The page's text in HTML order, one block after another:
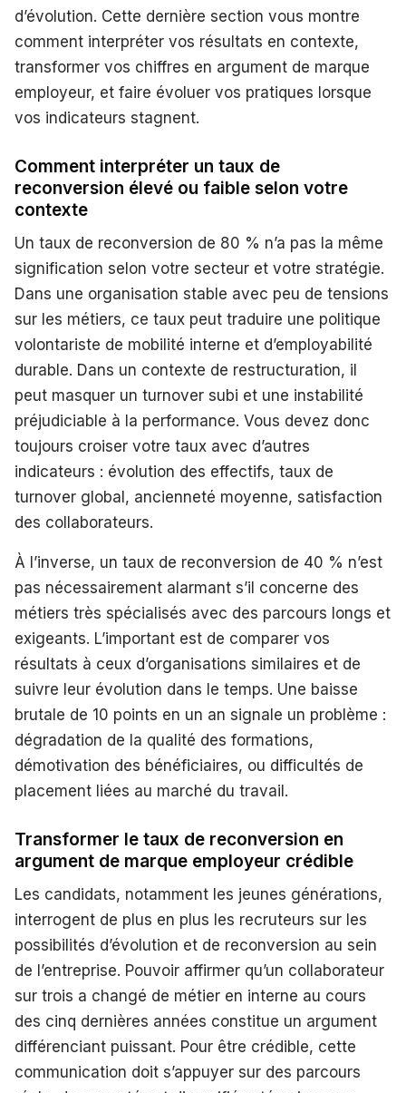
d’évolution. Cette dernière section vous montre
comment interpréter vos résultats en contexte,
transformer vos chiffres en argument de marque
employeur, et faire évoluer vos pratiques lorsque
vos indicateurs stagnent.
Comment interpréter un taux de
reconversion élevé ou faible selon votre
contexte
Un taux de reconversion de 80 % n’a pas la même
signification selon votre secteur et votre stratégie.
Dans une organisation stable avec peu de tensions
sur les métiers, ce taux peut traduire une politique
volontariste de mobilité interne et d’employabilité
durable. Dans un contexte de restructuration, il
peut masquer un turnover subi et une instabilité
préjudiciable à la performance. Vous devez donc
toujours croiser votre taux avec d’autres
indicateurs : évolution des effectifs, taux de
turnover global, ancienneté moyenne, satisfaction
des collaborateurs.
À l’inverse, un taux de reconversion de 40 % n’est
pas nécessairement alarmant s’il concerne des
métiers très spécialisés avec des parcours longs et
exigeants. L’important est de comparer vos
résultats à ceux d’organisations similaires et de
suivre leur évolution dans le temps. Une baisse
brutale de 10 points en un an signale un problème :
dégradation de la qualité des formations,
démotivation des bénéficiaires, ou difficultés de
placement liées au marché du travail.
Transformer le taux de reconversion en
argument de marque employeur crédible
Les candidats, notamment les jeunes générations,
interrogent de plus en plus les recruteurs sur les
possibilités d’évolution et de reconversion au sein
de l’entreprise. Pouvoir affirmer qu’un collaborateur
sur trois a changé de métier en interne au cours
des cinq dernières années constitue un argument
différenciant puissant. Pour être crédible, cette
communication doit s’appuyer sur des parcours